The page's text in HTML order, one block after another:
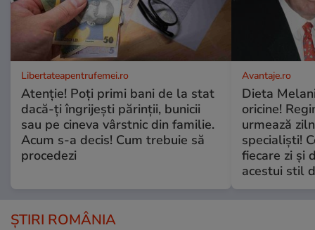
Libertateapentrufemei.ro
Atenție! Poți primi bani de la stat
dacă-ți îngrijești părinții, bunicii
sau pe cineva vârstnic din familie.
Acum s-a decis! Cum trebuie să
procedezi
Avantaje.ro
Dieta
oricine!
urmează
specialiști!
fiecare zi și
acestui stil
ȘTIRI ROMÂNIA